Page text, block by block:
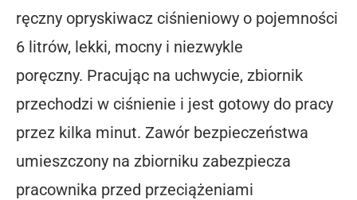
ręczny opryskiwacz ciśnieniowy o pojemności
6 litrów, lekki, mocny i niezwykle
poręczny. Pracując na uchwycie, zbiornik
przechodzi w ciśnienie i jest gotowy do pracy
przez kilka minut. Zawór bezpieczeństwa
umieszczony na zbiorniku zabezpiecza
pracownika przed przeciążeniami